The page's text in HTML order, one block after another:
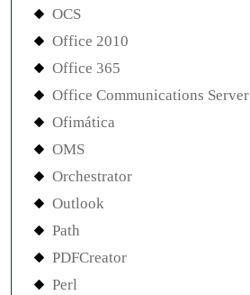
OCS
Office 2010
Office 365
Office Communications Server
Ofimática
OMS
Orchestrator
Outlook
Path
PDFCreator
Perl